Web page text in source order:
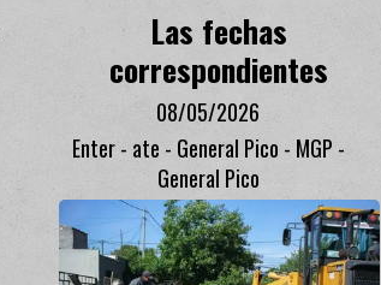
Las fechas
correspondientes
Enter - ate - General Pico - MGP -
General Pico
08/05/2026